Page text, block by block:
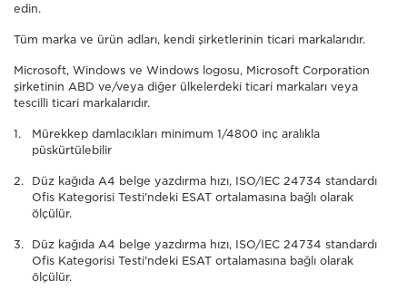
edin.
Tüm marka ve ürün adları, kendi şirketlerinin ticari markalarıdır.
Microsoft, Windows ve Windows logosu, Microsoft Corporation
şirketinin ABD ve/veya diğer ülkelerdeki ticari markaları veya
tescilli ticari markalarıdır.
Mürekkep damlacıkları minimum 1/4800 inç aralıkla
püskürtülebilir
Düz kağıda A4 belge yazdırma hızı, ISO/IEC 24734 standardı
Ofis Kategorisi Testi'ndeki ESAT ortalamasına bağlı olarak
ölçülür.
Düz kağıda A4 belge yazdırma hızı, ISO/IEC 24734 standardı
Ofis Kategorisi Testi'ndeki ESAT ortalamasına bağlı olarak
ölçülür.